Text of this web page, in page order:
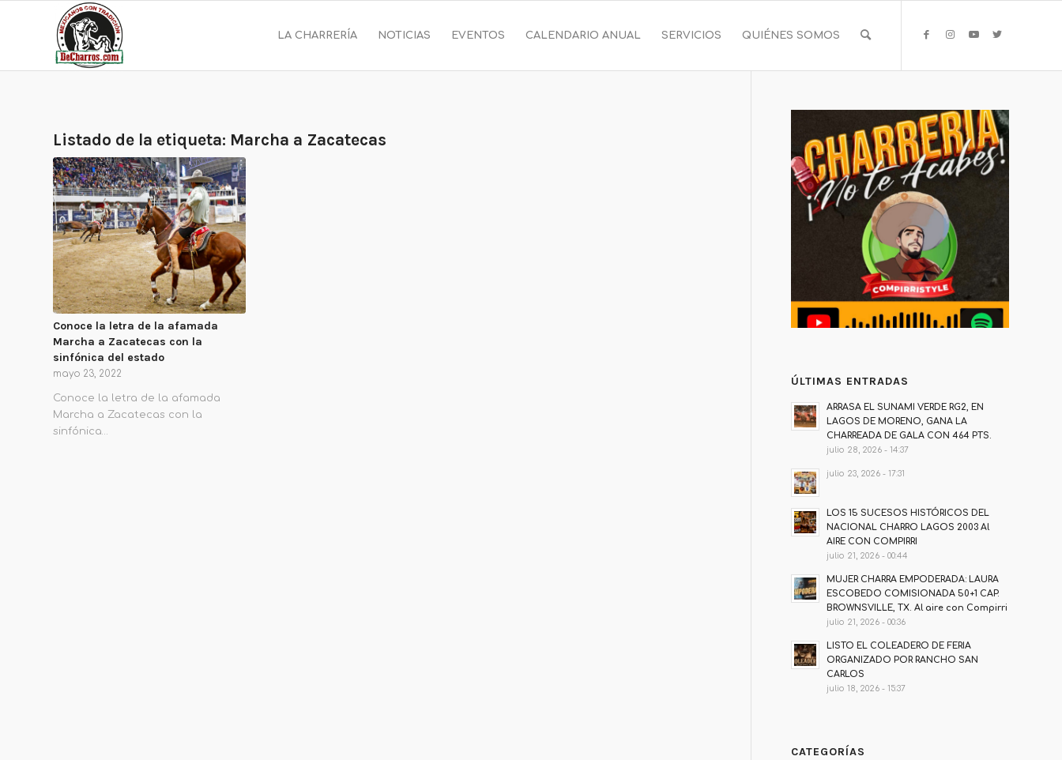
LA CHARRERÍA NOTICIAS EVENTOS CALENDARIO ANUAL SERVICIOS QUIÉNES SOMOS
Listado de la etiqueta: Marcha a Zacatecas
Conoce la letra de la afamada
Marcha a Zacatecas con la
sinfónica del estado
mayo 23, 2022
Conoce la letra de la afamada
Marcha a Zacatecas con la
sinfónica…
ÚLTIMAS ENTRADAS
ARRASA EL SUNAMI VERDE RG2, EN
LAGOS DE MORENO, GANA LA
CHARREADA DE GALA CON 464 PTS.
julio 28, 2026 - 14:37
julio 23, 2026 - 17:31
LOS 15 SUCESOS HISTÓRICOS DEL
NACIONAL CHARRO LAGOS 2003 Al
AIRE CON COMPIRRI
julio 21, 2026 - 00:44
MUJER CHARRA EMPODERADA: LAURA
ESCOBEDO COMISIONADA 50+1 CAP.
BROWNSVILLE, TX. Al aire con Compirri
julio 21, 2026 - 00:36
LISTO EL COLEADERO DE FERIA
ORGANIZADO POR RANCHO SAN
CARLOS
julio 18, 2026 - 15:37
CATEGORÍAS